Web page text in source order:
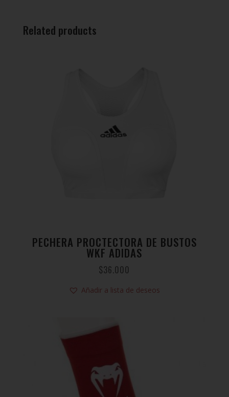
Related products
PECHERA PROCTECTORA DE BUSTOS
WKF ADIDAS
$36.000
Añadir a lista de deseos